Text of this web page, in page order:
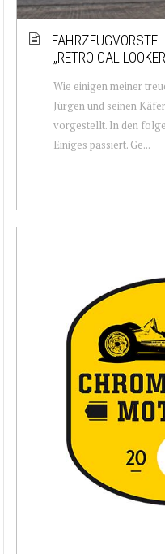
„RETRO CAL
Wie einigen meiner
Jürgen und seinen
vorgestellt. In den
Einiges passiert. Ge...